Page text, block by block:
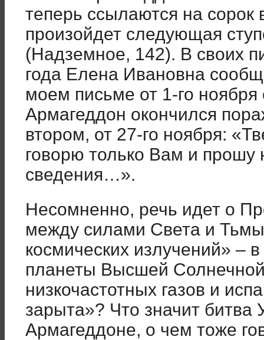
теперь ссылаются на сорок
произойдет следующая
(Надземное, 142). В своих
года Елена Ивановна
моем письме от 1-го
Армагеддон окончился
втором, от 27-го ноября:
говорю только Вам и прошу
сведения…».
Несомненно, речь идет о
между силами Света и
космических излучений» –
планеты Высшей
низкочастотных газов и
зарыта»? Что значит битва
Армагеддоне, о чем тоже